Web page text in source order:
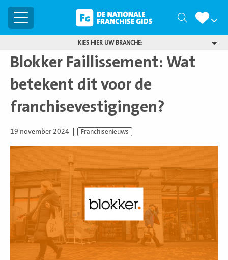
Menu Zoeken
KIES HIER UW BRANCHE:
Blokker Faillissement: Wat
betekent dit voor de
franchisevestigingen?
19 november 2024 Franchisenieuws